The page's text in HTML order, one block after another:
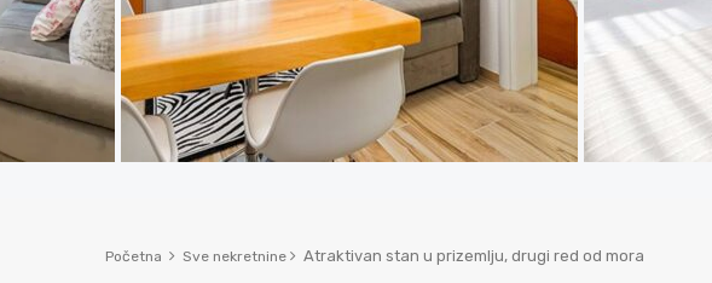
Početna Sve nekretnine Atraktivan stan u prizemlju, drugi red od mora